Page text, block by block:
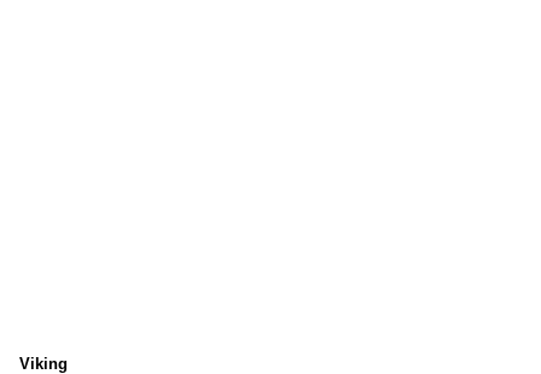
Viking